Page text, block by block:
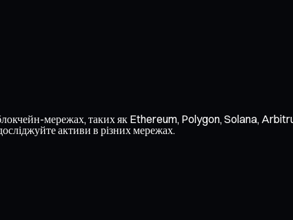
мережах, таких як Ethereum, Polygon, Solana,
активи в різних мережах.